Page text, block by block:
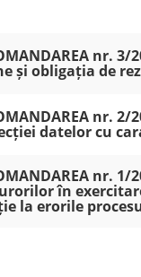
nr.
și obligația de
nr.
datelor cu
nr.
în
la erorile